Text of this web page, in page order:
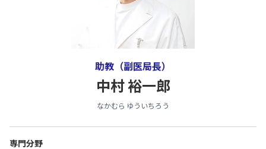
助教（副医局長）
中村 裕一郎
なかむら ゆういちろう
専門分野